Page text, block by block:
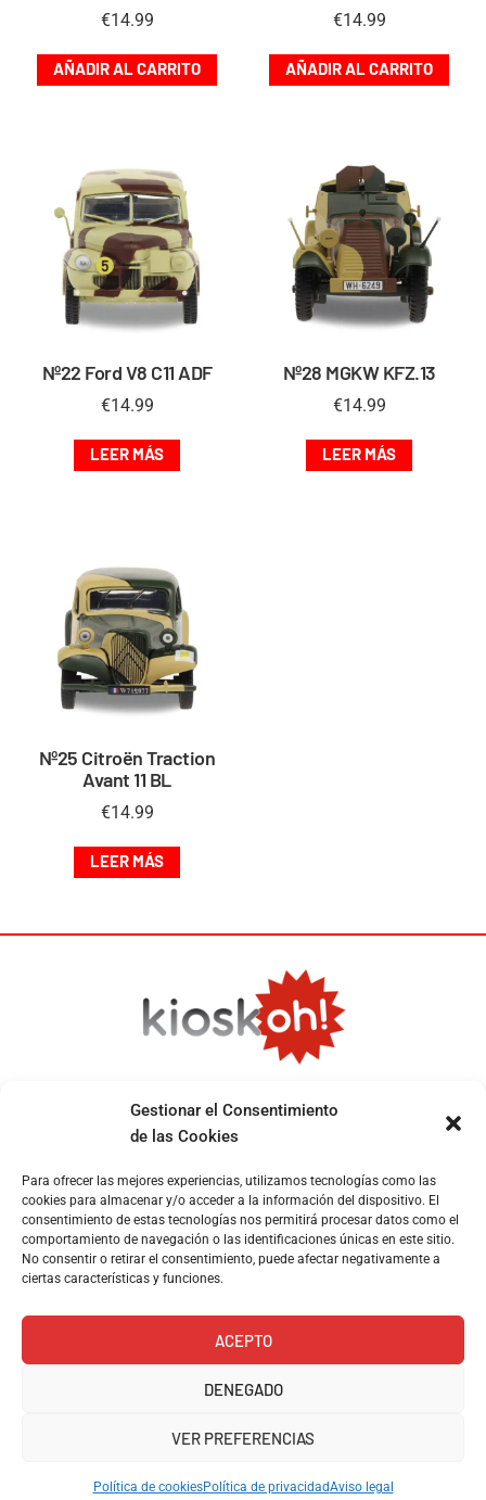
Gestionar el Consentimiento
de las Cookies
Para ofrecer las mejores experiencias, utilizamos tecnologías como las
cookies para almacenar y/o acceder a la información del dispositivo. El
consentimiento de estas tecnologías nos permitirá procesar datos como el
comportamiento de navegación o las identificaciones únicas en este sitio.
No consentir o retirar el consentimiento, puede afectar negativamente a
ciertas características y funciones.
ACEPTO
DENEGADO
VER PREFERENCIAS
Política de cookiesPolítica de privacidadAviso legal
€14.99
AÑADIR AL CARRITO
€14.99
AÑADIR AL CARRITO
Nº22 Ford V8 C11 ADF
€14.99
LEER MÁS
Nº28 MGKW KFZ.13
€14.99
LEER MÁS
Nº25 Citroën Traction
Avant 11 BL
€14.99
LEER MÁS
Pedidos realizados
antes de las 13:00
seguro
VISA y
PAYPAL
Contacta por
Whatsapp
compra
Devoluciones
657101408
Abiertos: 6:00 -
Coleccionismo en